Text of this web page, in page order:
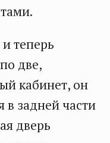
теперь
две,
кабинет, он
задней части
дверь